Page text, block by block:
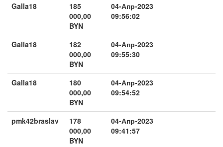
Galla18
185
000,00
BYN
04-Апр-2023
09:56:02
Galla18
182
000,00
BYN
04-Апр-2023
09:55:30
Galla18
180
000,00
BYN
04-Апр-2023
09:54:52
pmk42braslav
178
000,00
BYN
04-Апр-2023
09:41:57